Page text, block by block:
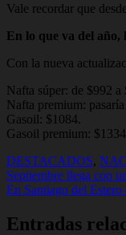
Vale recordar que
En lo que va del año,
Con la nueva
Nafta súper: de $992 a
Nafta premium:
Gasoil: $1084.
Gasoil premium:
DESTACADOS,
Navegación
de
entradas
Septiembre llega con
En Santiago del
Entradas